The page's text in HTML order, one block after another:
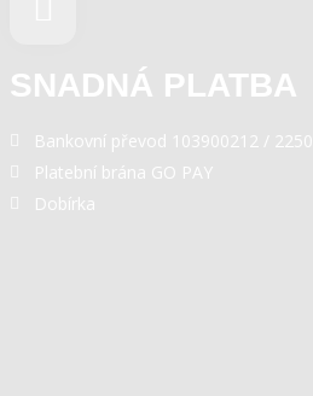
SNADNÁ PLATBA
Bankovní převod 103900212 / 2250
Platební brána GO PAY
Dobírka